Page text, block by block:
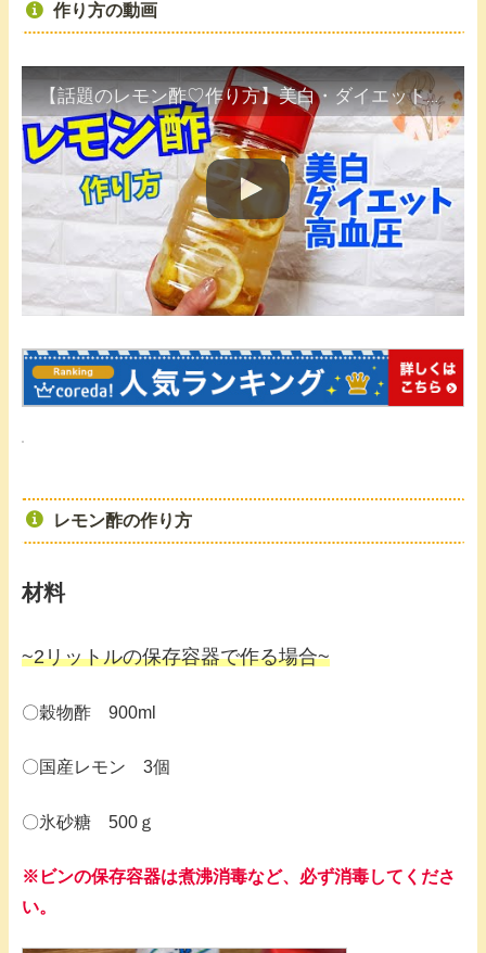
作り方の動画
【話題のレモン酢♡作り方】美白・ダイエット・高血圧に効果あり！簡単レシピ
レモン酢の作り方
材料
~2リットルの保存容器で作る場合~
〇穀物酢 900ml
〇国産レモン 3個
〇氷砂糖 500ｇ
※ビンの保存容器は煮沸消毒など、必ず消毒してくださ
い。